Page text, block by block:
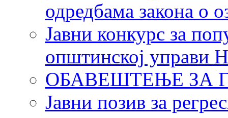
одредбама закона о
Јавни конкурс за
општинској управи
ОБАВЕШТЕЊЕ ЗА
Јавни позив за